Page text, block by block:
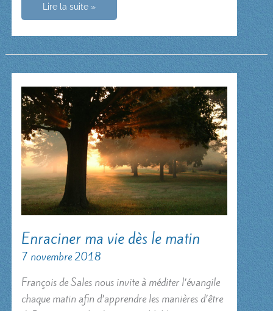
Méditation
paix
Lire la suite »
Enraciner ma vie dès le matin
7 novembre 2018
François de Sales nous invite à méditer l’évangile
chaque matin afin d’apprendre les manières d’être